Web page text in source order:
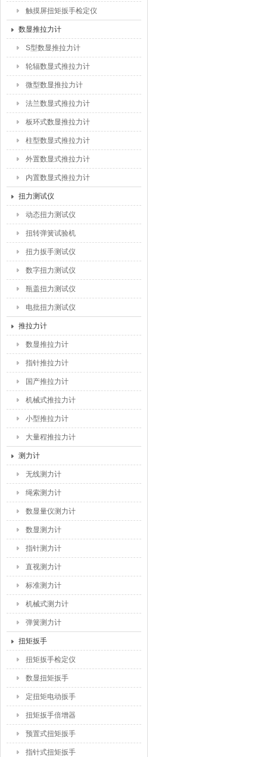
触摸屏扭矩扳手检定仪
数显推拉力计
S型数显推拉力计
轮辐数显式推拉力计
微型数显推拉力计
法兰数显式推拉力计
板环式数显推拉力计
柱型数显式推拉力计
外置数显式推拉力计
内置数显式推拉力计
扭力测试仪
动态扭力测试仪
扭转弹簧试验机
扭力扳手测试仪
数字扭力测试仪
瓶盖扭力测试仪
电批扭力测试仪
推拉力计
数显推拉力计
指针推拉力计
国产推拉力计
机械式推拉力计
小型推拉力计
大量程推拉力计
测力计
无线测力计
绳索测力计
数显量仪测力计
数显测力计
指针测力计
直视测力计
标准测力计
机械式测力计
弹簧测力计
扭矩扳手
扭矩扳手检定仪
数显扭矩扳手
定扭矩电动扳手
扭矩扳手倍增器
预置式扭矩扳手
指针式扭矩扳手